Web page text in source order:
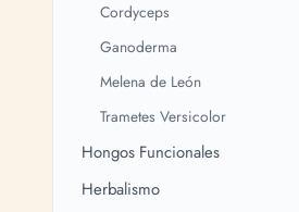
Cordyceps
Ganoderma
Melena de León
Trametes Versicolor
Hongos Funcionales
Herbalismo